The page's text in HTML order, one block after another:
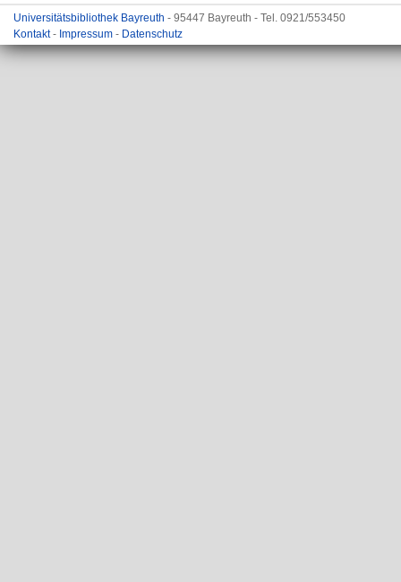
Universitätsbibliothek Bayreuth - 95447 Bayreuth - Tel. 0921/553450
Kontakt- Impressum - Datenschutz